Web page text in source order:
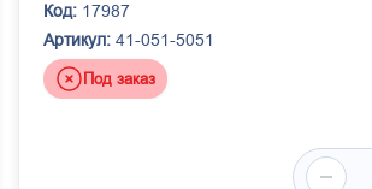
Код: 17987
Артикул: 41-051-5051
Под заказ